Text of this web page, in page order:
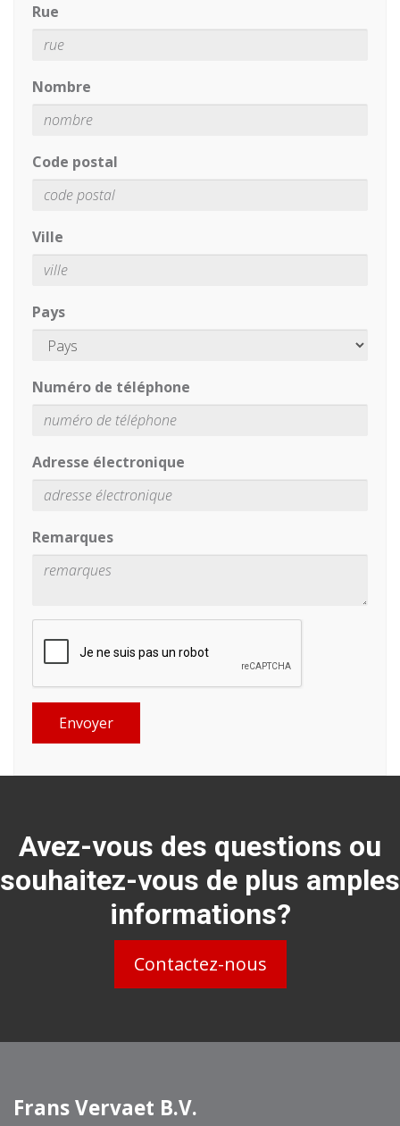
Rue
Nombre
Code postal
Ville
Pays
Numéro de téléphone
Adresse électronique
Remarques
Envoyer
Avez-vous des questions ou
souhaitez-vous de plus amples
informations?
Contactez-nous
Frans Vervaet B.V.